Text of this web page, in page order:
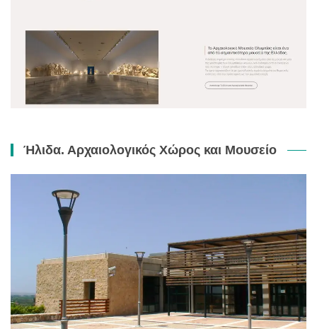
Ήλιδα. Αρχαιολογικός Χώρος και Μουσείο